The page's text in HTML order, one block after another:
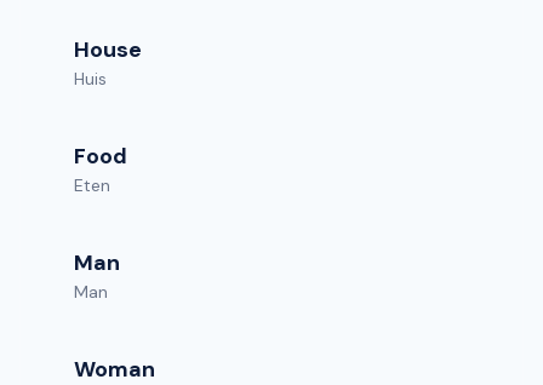
House
Huis
Food
Eten
Man
Man
Woman